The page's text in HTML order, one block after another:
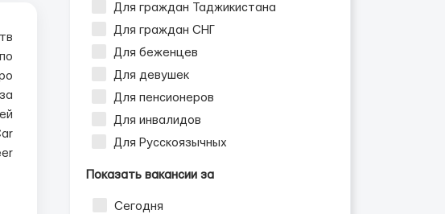
Для граждан Таджикистана
Для граждан СНГ
Для беженцев
Для девушек
Для пенсионеров
Для инвалидов
Для Русскоязычных
Показать вакансии за
Сегодня